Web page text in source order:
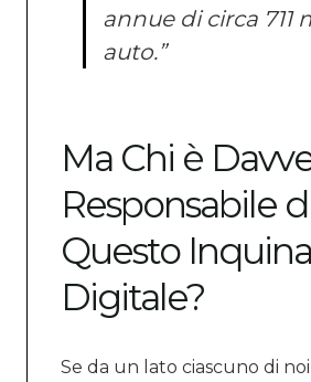
annue di circa 711
auto.”
Ma Chi è
Responsabile
Questo
Digitale?
Se da un lato ciascuno di